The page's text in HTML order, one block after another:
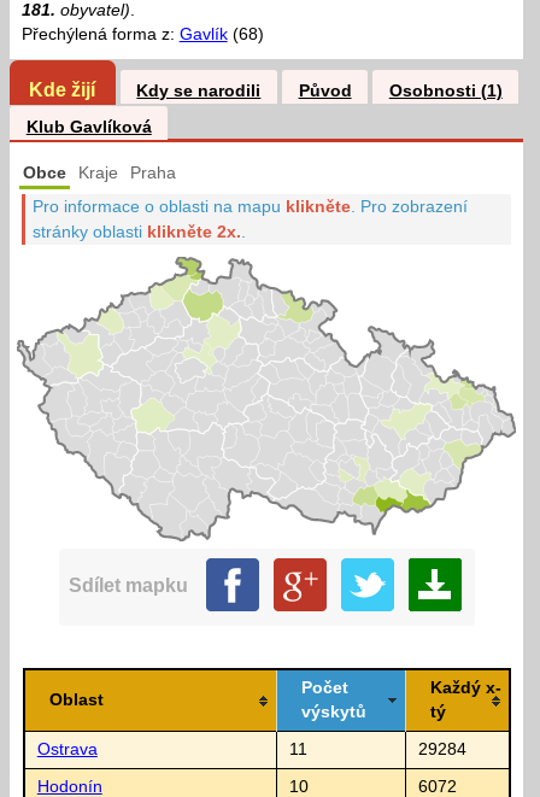
181. obyvatel).
Přechýlená forma z: Gavlík(68)
Kde žijí Kdy se narodili Původ
Osobnosti (1)
Klub Gavlíková
Obce Kraje Praha
Pro informace o oblasti na mapu klikněte Pro zobrazení
stránky oblasti klikněte 2x.
Sdílet mapku
Oblast
Počet
výskytů
Každý x-
tý
Ostrava 11 29284
Hodonín 10 6072